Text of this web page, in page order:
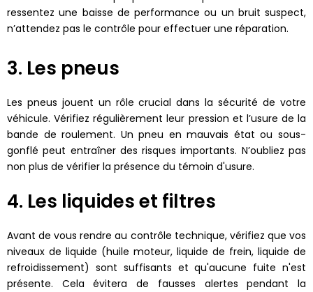
ressentez une baisse de performance ou un bruit suspect,
n’attendez pas le contrôle pour effectuer une réparation.
3. Les pneus
Les pneus jouent un rôle crucial dans la sécurité de votre
véhicule. Vérifiez régulièrement leur pression et l’usure de la
bande de roulement. Un pneu en mauvais état ou sous-
gonflé peut entraîner des risques importants. N’oubliez pas
non plus de vérifier la présence du témoin d'usure.
4. Les liquides et filtres
Avant de vous rendre au contrôle technique, vérifiez que vos
niveaux de liquide (huile moteur, liquide de frein, liquide de
refroidissement) sont suffisants et qu'aucune fuite n'est
présente. Cela évitera de fausses alertes pendant la